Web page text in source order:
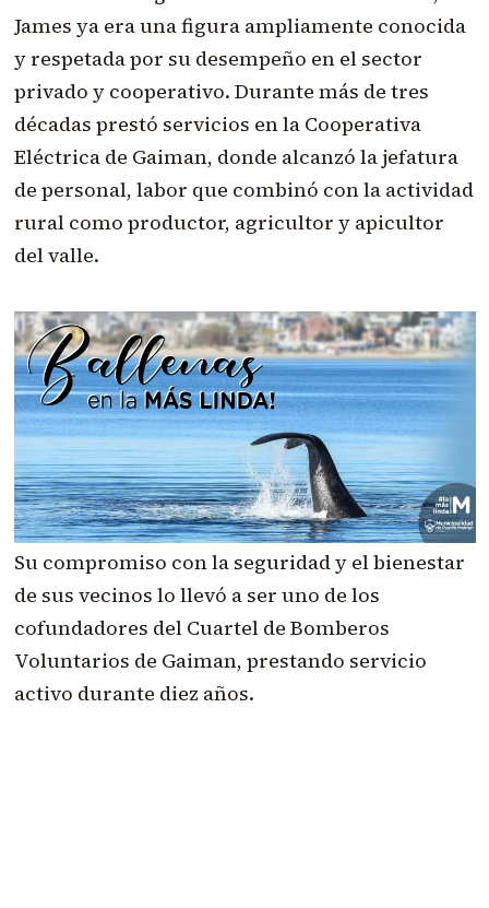
James ya era una figura ampliamente conocida
y respetada por su desempeño en el sector
privado y cooperativo. Durante más de tres
décadas prestó servicios en la Cooperativa
Eléctrica de Gaiman, donde alcanzó la jefatura
de personal, labor que combinó con la actividad
rural como productor, agricultor y apicultor
del valle.
Su compromiso con la seguridad y el bienestar
de sus vecinos lo llevó a ser uno de los
cofundadores del Cuartel de Bomberos
Voluntarios de Gaiman, prestando servicio
activo durante diez años.